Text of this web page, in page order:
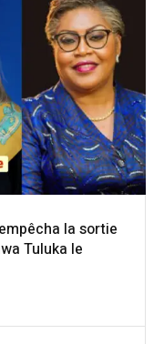
la sortie
Tuluka le